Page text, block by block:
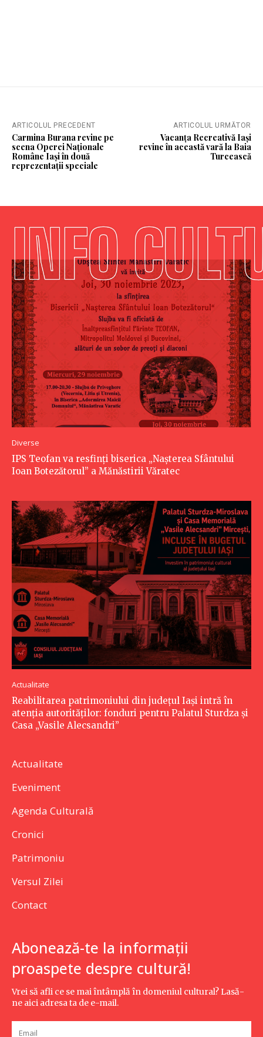
ARTICOLUL PRECEDENT
Carmina Burana revine pe
scena Operei Naționale
Române Iași în două
reprezentații speciale
ARTICOLUL URMĂTOR
Vacanța Recreativă Iași
revine în această vară la Baia
Turcească
Diverse
IPS Teofan va resfinți biserica „Nașterea Sfântului
Ioan Botezătorul” a Mănăstirii Văratec
Actualitate
Reabilitarea patrimoniului din județul Iași intră în
atenția autorităților: fonduri pentru Palatul Sturdza și
Casa „Vasile Alecsandri”
Actualitate
Eveniment
Agenda Culturală
Cronici
Patrimoniu
Versul Zilei
Contact
Abonează-te la informații
proaspete despre cultură!
Vrei să afli ce se mai întâmplă în domeniul cultural? Lasă-
ne aici adresa ta de e-mail.